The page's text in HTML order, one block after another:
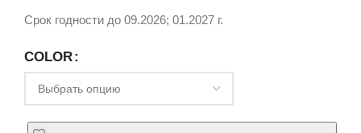
Срок годности до 09.2026; 01.2027 г.
COLOR